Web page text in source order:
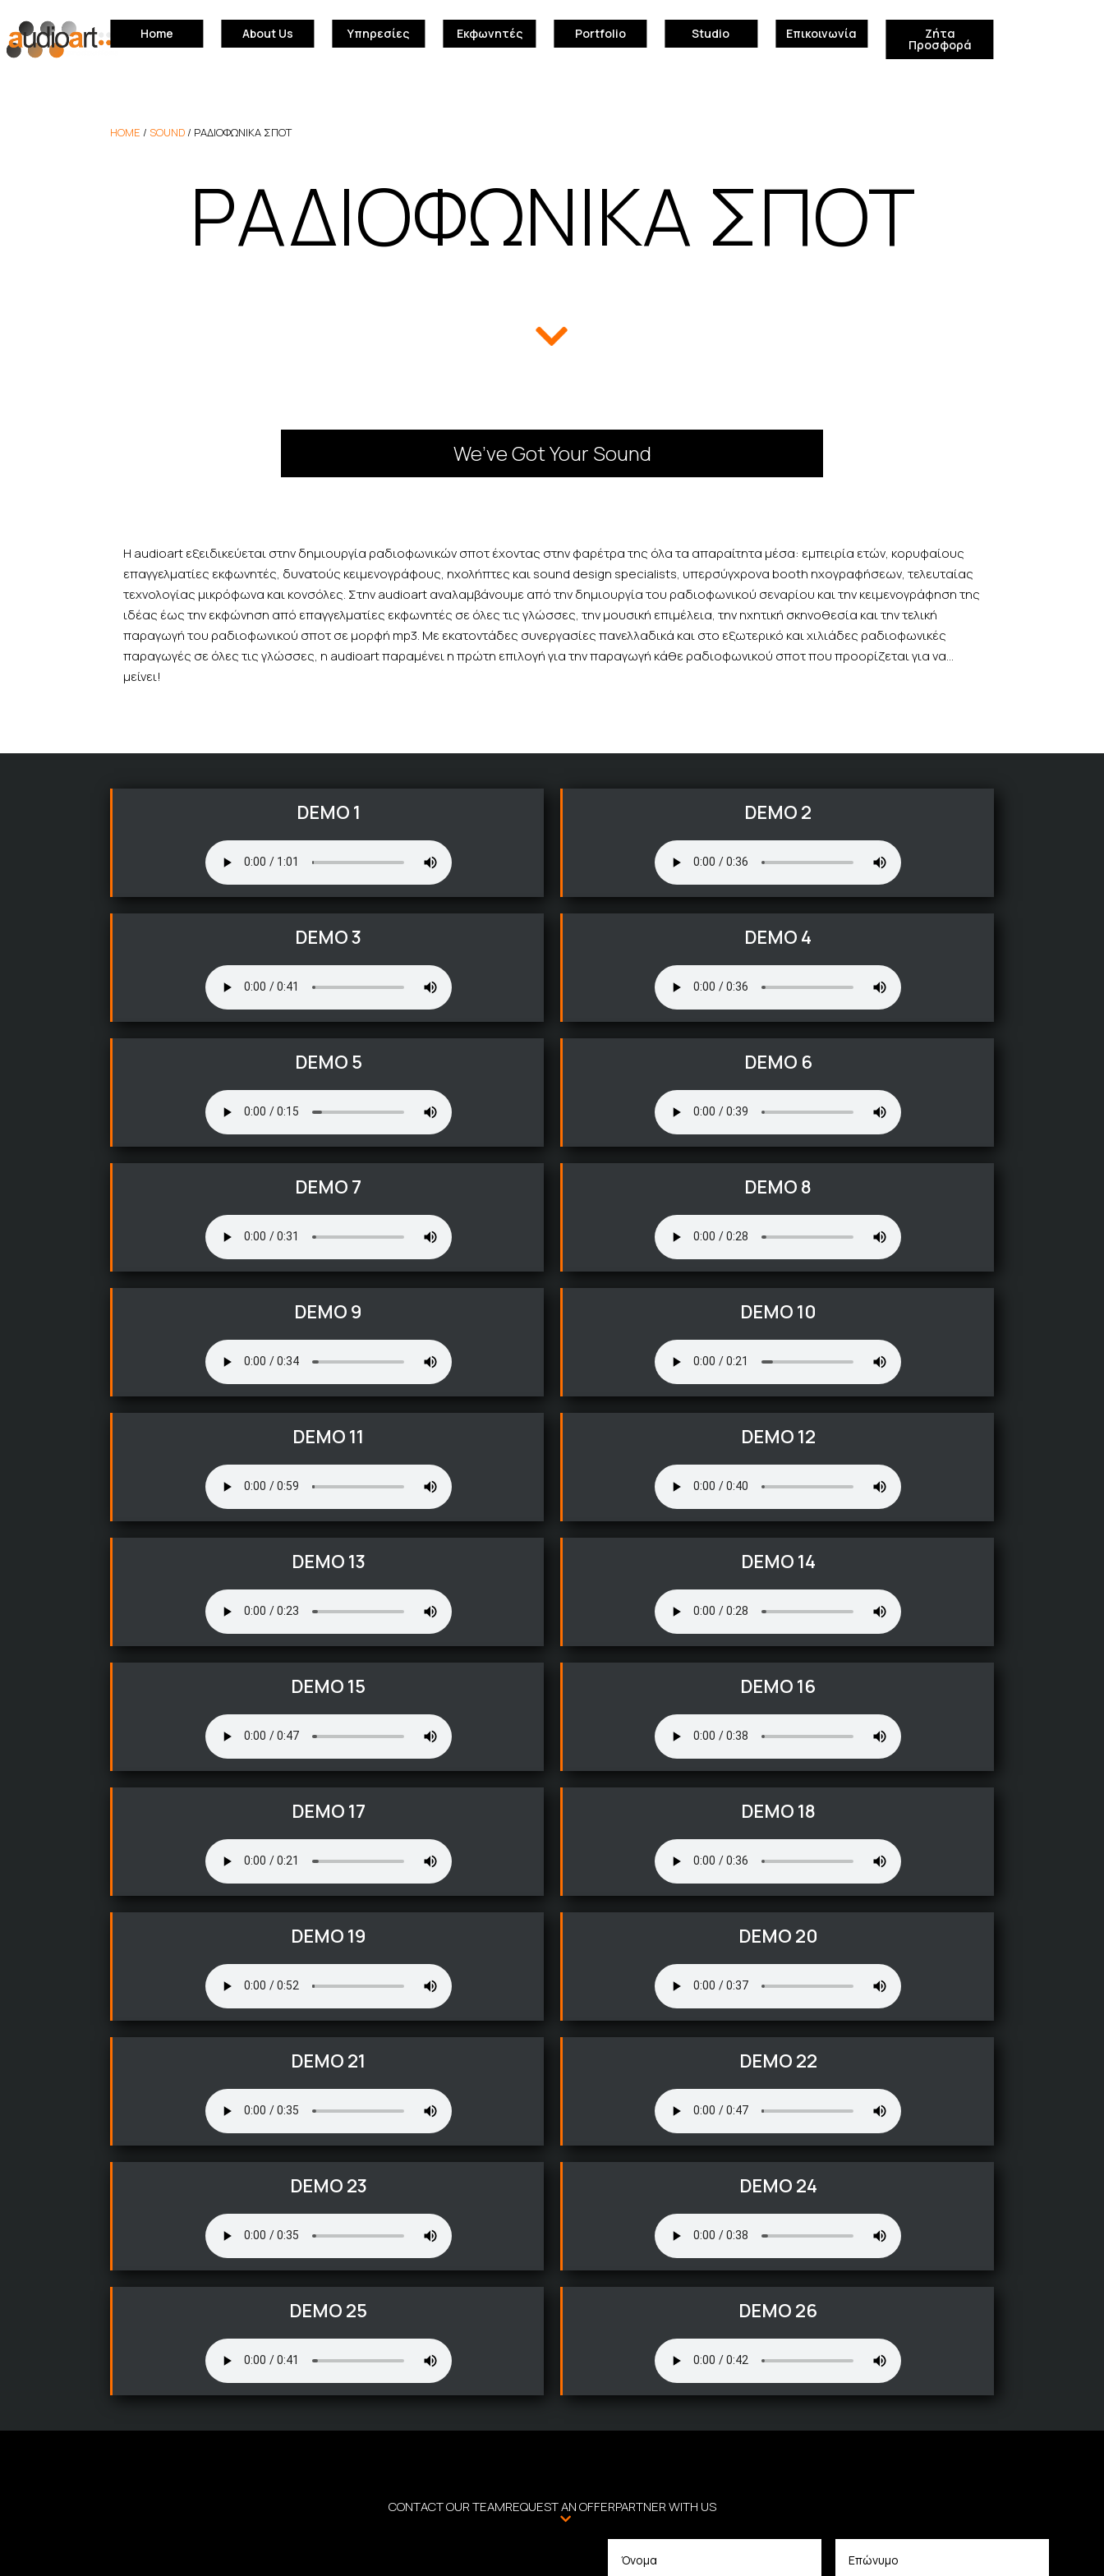
Home About Us Υπηρεσίες Εκφωνητές Portfolio Studio Επικοινωνία Ζήτα
Προσφορά
HOME / SOUND / ΡΑΔΙΟΦΩΝΙΚΑ ΣΠΟΤ
ΡΑΔΙΟΦΩΝΙΚΑ ΣΠΟΤ

We’ve Got Your Sound
Η audioart εξειδικεύεται στην δημιουργία ραδιοφωνικών σποτ έχοντας στην φαρέτρα της όλα τα απαραίτητα μέσα: εμπειρία ετών, κορυφαίους
επαγγελματίες εκφωνητές, δυνατούς κειμενογράφους, ηχολήπτες και sound design specialists, υπερσύγχρονα booth ηχογραφήσεων, τελευταίας
τεχνολογίας μικρόφωνα και κονσόλες. Στην audioart αναλαμβάνουμε από την δημιουργία του ραδιοφωνικού σεναρίου και την κειμενογράφηση της
ιδέας έως την εκφώνηση από επαγγελματίες εκφωνητές σε όλες τις γλώσσες, την μουσική επιμέλεια, την ηχητική σκηνοθεσία και την τελική
παραγωγή του ραδιοφωνικού σποτ σε μορφή mp3. Με εκατοντάδες συνεργασίες πανελλαδικά και στο εξωτερικό και χιλιάδες ραδιοφωνικές
παραγωγές σε όλες τις γλώσσες, η audioart παραμένει η πρώτη επιλογή για την παραγωγή κάθε ραδιοφωνικού σποτ που προορίζεται για να…
μείνει!
DEMO 1 DEMO 2
DEMO 3 DEMO 4
DEMO 5 DEMO 6
DEMO 7 DEMO 8
DEMO 9 DEMO 10
DEMO 11 DEMO 12
DEMO 13 DEMO 14
DEMO 15 DEMO 16
DEMO 17 DEMO 18
DEMO 19 DEMO 20
DEMO 21 DEMO 22
DEMO 23 DEMO 24
DEMO 25 DEMO 26
CONTACT OUR TEAMREQUEST AN OFFERPARTNER WITH US